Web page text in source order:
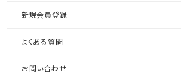
新規会員登録
よくある質問
お問い合わせ